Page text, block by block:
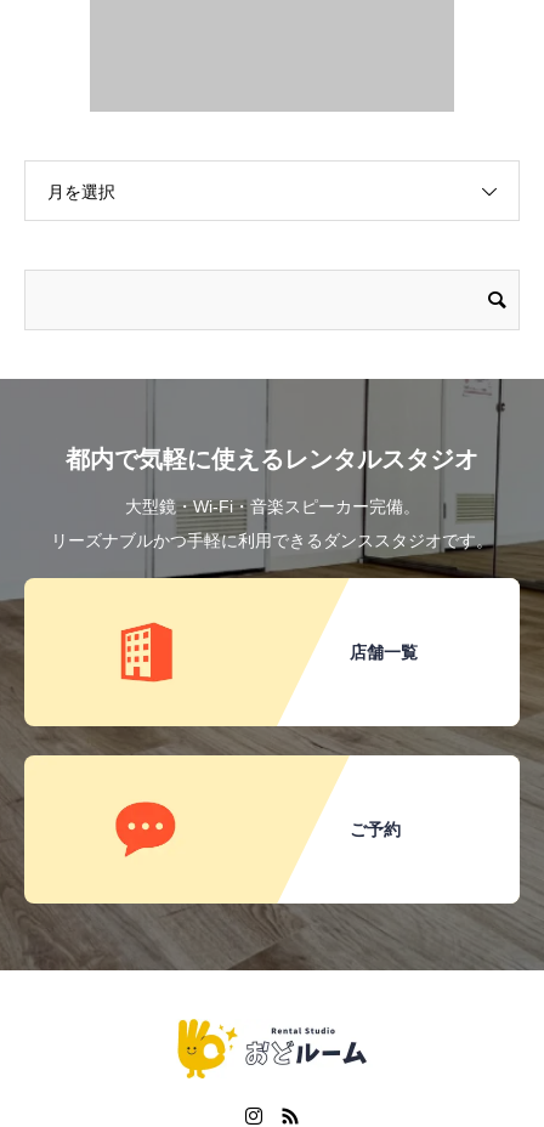
月を選択
都内で気軽に使えるレンタルスタジオ
大型鏡・Wi-Fi・音楽スピーカー完備。
リーズナブルかつ手軽に利用できるダンススタジオです。
店舗一覧
ご予約